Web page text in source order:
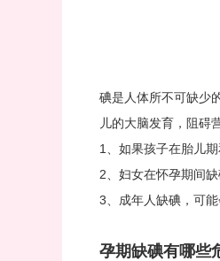
碘是人体所不可缺少
儿的大脑发育，阻碍
1、如果孩子在胎儿
2、妇女在怀孕期间
3、成年人缺碘，可
孕期缺碘有哪些